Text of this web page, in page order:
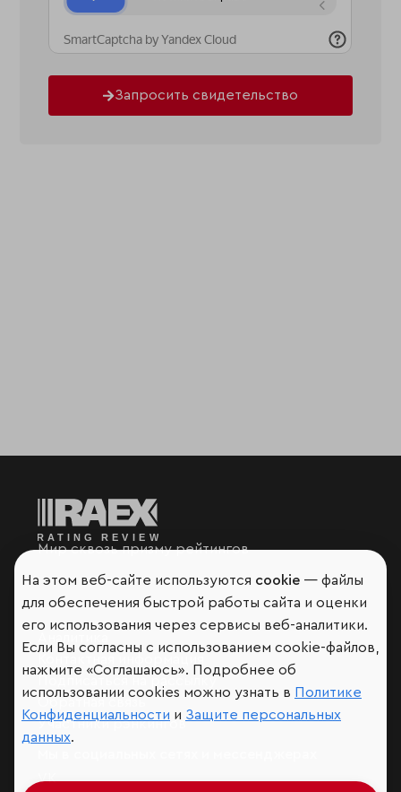
Запросить свидетельство
Мир сквозь призму рейтингов
Подписаться на рассылку
Участники рэнкингов
VK
На этом веб-сайте используются cookie — файлы
для обеспечения быстрой работы сайта и оценки
его использования через сервисы веб-аналитики.
Если Вы согласны с использованием cookie-файлов,
нажмите «Соглашаюсь». Подробнее об
использовании cookies можно узнать в Политике
Конфиденциальности и Защите персональных
данных.